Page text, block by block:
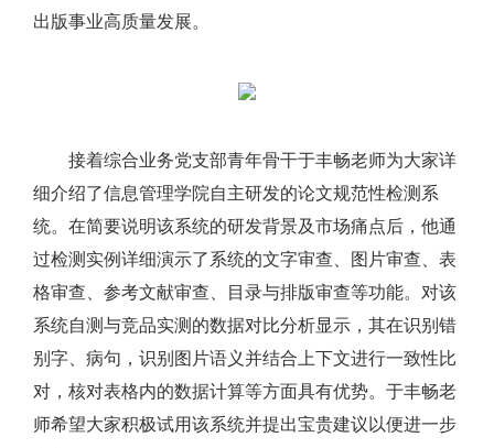
出版事业高质量发展。
接着综合业务党支部青年骨干于丰畅老师为大家详
细介绍了信息管理学院自主研发的论文规范性检测系
统。在简要说明该系统的研发背景及市场痛点后，他通
过检测实例详细演示了系统的文字审查、图片审查、表
格审查、参考文献审查、目录与排版审查等功能。对该
系统自测与竞品实测的数据对比分析显示，其在识别错
别字、病句，识别图片语义并结合上下文进行一致性比
对，核对表格内的数据计算等方面具有优势。于丰畅老
师希望大家积极试用该系统并提出宝贵建议以便进一步